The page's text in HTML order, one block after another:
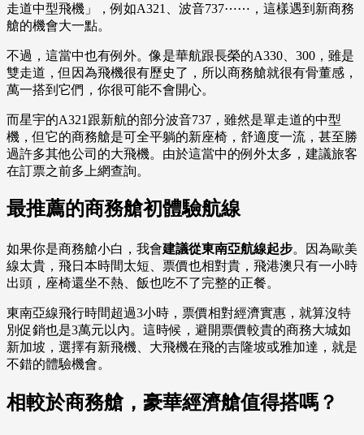
走道中型飛機」，例如A321、波音737⋯⋯，這樣遇到新商務
艙的機會大一點。
不過，這當中也有例外。像是華航跟長榮的A330、300，雖是
雙走道，但因為飛機很有歷史了，所以商務艙就很有骨董感，
萬一搭到它們，你很可能不會開心。
而星宇的A321跟新航的部分波音737，雖然是單走道的中型
機，但它的商務艙是可全平躺的新座椅，舒適度一流，甚至勝
過許多其他公司的大飛機。由於這當中的例外太多，建議旅客
在訂票之前多上網查詢。
最推薦的商務艙初體驗航線
如果你是商務艙小白，我會建議從東南亞航線起步。因為歐美
線太貴，飛日本時間太短、票價也相對貴，飛港澳只有一小時
出頭，座椅還坐不熱、飯也吃不了完整的正餐。
東南亞線飛行時間超過3小時，票價相對經濟實惠，就算沒特
別促銷也是3萬元以內。這時候，避開票價較貴的商務大城如
新加坡，選擇有新飛機、大飛機在飛的吉隆坡或雅加達，就是
不錯的體驗機會。
相較於商務艙，豪華經濟艙值得搭嗎？